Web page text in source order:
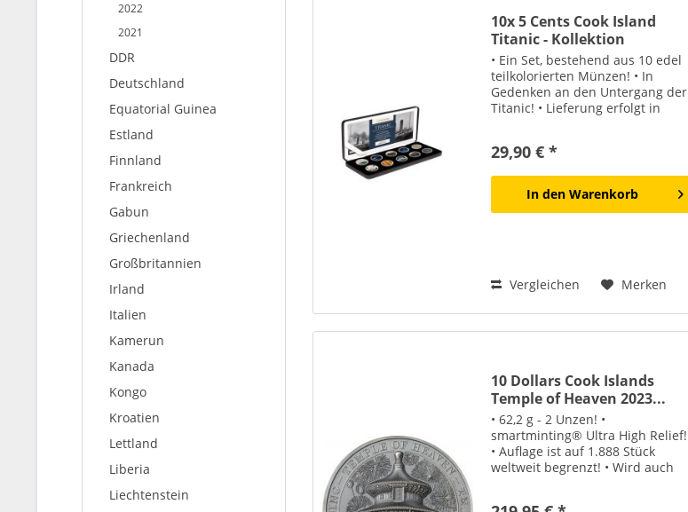
2022
2021
DDR
Deutschland
Equatorial Guinea
Estland
Finnland
Frankreich
Gabun
Griechenland
Großbritannien
Irland
Italien
Kamerun
Kanada
Kongo
Kroatien
Lettland
Liberia
Liechtenstein
10x 5 Cents Cook Island
Titanic - Kollektion
• Ein Set, bestehend aus 10 edel
teilkolorierten Münzen! • In
Gedenken an den Untergang der
Titanic! • Lieferung erfolgt in
29,90 € *
In den Warenkorb
Vergleichen Merken
10 Dollars Cook Islands
Temple of Heaven 2023...
• 62,2 g - 2 Unzen! •
smartminting® Ultra High Relief!
• Auflage ist auf 1.888 Stück
weltweit begrenzt! • Wird auch